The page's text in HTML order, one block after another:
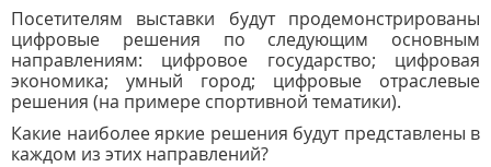
Посетителям выставки будут продемонстрированы
цифровые решения по следующим основным
направлениям: цифровое государство; цифровая
экономика; умный город; цифровые отраслевые
решения (на примере спортивной тематики).
Какие наиболее яркие решения будут представлены в
каждом из этих направлений?